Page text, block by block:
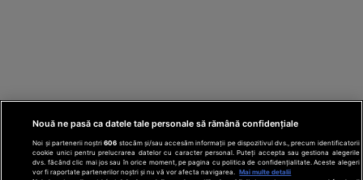
Nouă ne pasă ca datele tale personale să rămână confidențiale
Noi și partenerii noștri606 stocăm și/sau accesăm informații pe dispozitivul dvs., precum identificatorii
cookie unici pentru prelucrarea datelor cu caracter personal. Puteți accepta sau gestiona alegerile
dvs. făcând clic mai jos sau în orice moment, pe pagina cu politica de confidențialitate. Aceste alegeri
vor fi raportate partenerilor noștri și nu vă vor afecta navigarea.
Mai multe detalii